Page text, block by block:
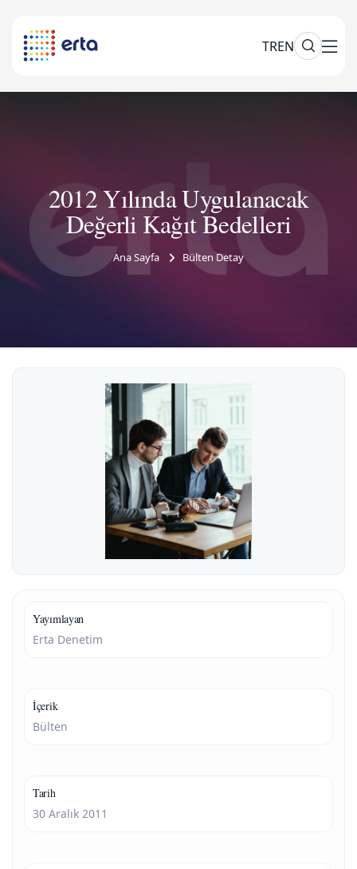
TREN
2012 Yılında Uygulanacak
Değerli Kağıt Bedelleri
Ana Sayfa Bülten Detay
Yayımlayan
Erta Denetim
İçerik
Bülten
Tarih
30 Aralık 2011